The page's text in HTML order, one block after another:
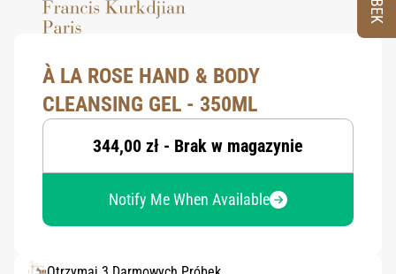
À LA ROSE HAND & BODY
CLEANSING GEL - 350ML
344,00 zł - Brak w magazynie
Notify Me When Available